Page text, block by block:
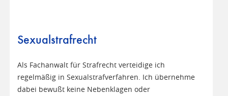
Sexualstrafrecht
Als Fachanwalt für Strafrecht verteidige ich
regelmäßig in Sexualstrafverfahren. Ich übernehme
dabei bewußt keine Nebenklagen oder